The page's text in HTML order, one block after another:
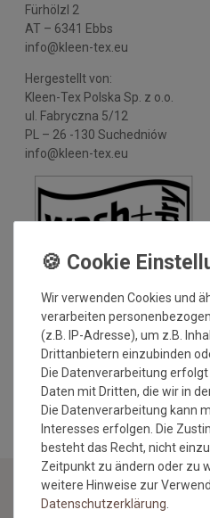
Fürhölzl 2
AT – 6341 Ebbs
info@kleen-tex.eu
Hergestellt von:
Kleen-Tex Polska Sp. z o.o.
ul. Fabryczna 5/12
PL – 26 -130 Suchedniów
info@kleen-tex.eu
MEHR INFORMATIONEN ZUM
Wir verwenden Cookies und
verarbeiten
(z.B. IP-Adresse), um z.B.
Drittanbietern einzubinden
Die Datenverarbeitung
Daten mit Dritten, die wir in
Die Datenverarbeitung kann
Interesses erfolgen. Die
besteht das Recht, nicht
Zeitpunkt zu ändern oder zu
weitere Hinweise zur
Daten­schutz­erklärung